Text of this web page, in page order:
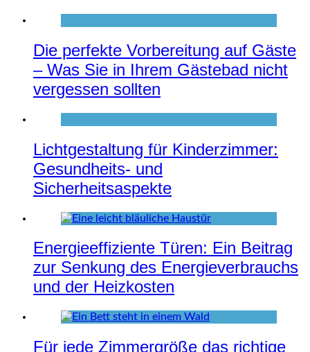
Die perfekte Vorbereitung auf Gäste
– Was Sie in Ihrem Gästebad nicht
vergessen sollten
Lichtgestaltung für Kinderzimmer:
Gesundheits- und
Sicherheitsaspekte
Energieeffiziente Türen: Ein Beitrag
zur Senkung des Energieverbrauchs
und der Heizkosten
Für jede Zimmergröße das richtige